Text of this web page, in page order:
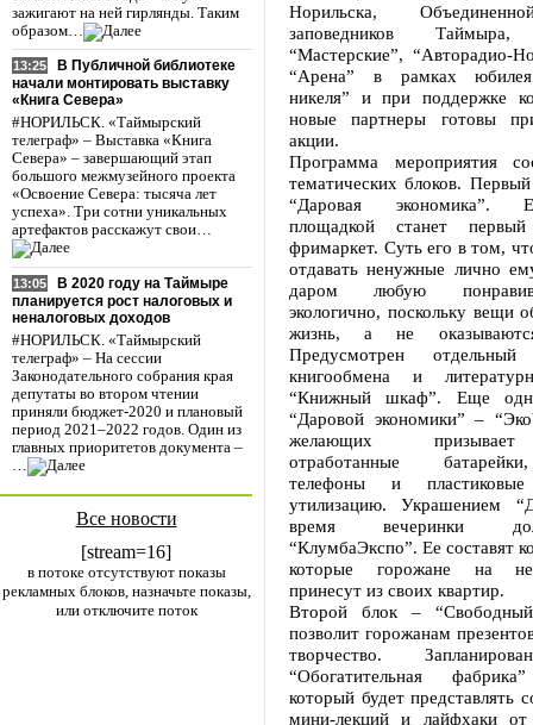
зажигают на ней гирлянды. Таким
образом…
13:25
В Публичной библиотеке
начали монтировать выставку
«Книга Севера»
#НОРИЛЬСК. «Таймырский
телеграф» – Выставка «Книга
Севера» – завершающий этап
большого межмузейного проекта
«Освоение Севера: тысяча лет
успеха». Три сотни уникальных
артефактов расскажут свои…
13:05
В 2020 году на Таймыре
планируется рост налоговых и
неналоговых доходов
#НОРИЛЬСК. «Таймырский
телеграф» – На сессии
Законодательного собрания края
депутаты во втором чтении
приняли бюджет-2020 и плановый
период 2021–2022 годов. Один из
главных приоритетов документа –
…
Все новости
[stream=16]
в потоке отсутствуют показы
рекламных блоков, назначьте показы,
или отключите поток
Норильска,
заповедников Таймыра,
“Мастерские”, “Авторадио-
“Арена” в рамках юбилея
никеля” и при поддержке
новые партнеры готовы
акции.
Программа мероприятия
тематических блоков.
“Даровая экономика”.
площадкой станет
фримаркет. Суть его в том,
отдавать ненужные лично
даром любую
экологично, поскольку вещи
жизнь, а не
Предусмотрен
книгообмена и
“Книжный шкаф”. Еще
“Даровой экономики” –
желающих
отработанные
телефоны и
утилизацию. Украшением
время вечеринки
“КлумбаЭкспо”. Ее составят
которые горожане на
принесут из своих квартир.
Второй блок –
позволит горожанам
творчество.
“Обогатительная
который будет представлять
мини-лекций и лайфхаки